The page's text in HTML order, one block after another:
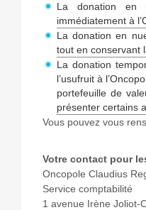
La donation en
immédiatement à
La donation en
tout en conservant
La donation
l’usufruit à
portefeuille de
présenter certains
Vous pouvez vous
Votre contact pour
Oncopole Claudius
Service comptabilité
1 avenue Irène